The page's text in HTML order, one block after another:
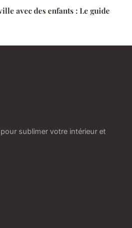
avec des enfants : Le guide
sublimer votre intérieur et